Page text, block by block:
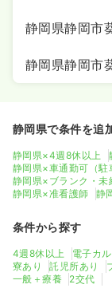
静岡県静岡市
静岡県静岡市
静岡県で条件を追
静岡県×4週8休以上
静岡県×車通勤可（駐
静岡県×ブランク・未
静岡県×准看護師
静
条件から探す
4週8休以上 電子カ
寮あり
託児所あり
一般＋療養
2交代